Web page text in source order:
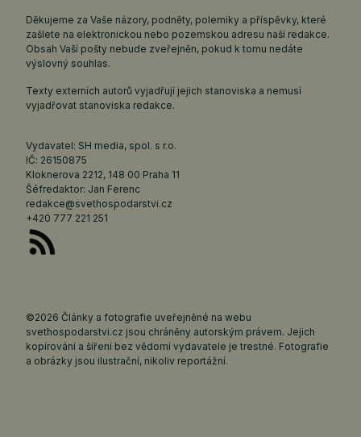
Děkujeme za Vaše názory, podněty, polemiky a příspěvky, které
zašlete na elektronickou nebo pozemskou adresu naší redakce.
Obsah Vaší pošty nebude zveřejněn, pokud k tomu nedáte
výslovný souhlas.
Texty externích autorů vyjadřují jejich stanoviska a nemusí
vyjadřovat stanoviska redakce.
Vydavatel: SH media, spol. s r.o.
IČ: 26150875
Kloknerova 2212, 148 00 Praha 11
Šéfredaktor: Jan Ferenc
redakce@svethospodarstvi.cz
+420 777 221 251
©2026 Články a fotografie uveřejněné na webu
svethospodarstvi.cz jsou chráněny autorským právem. Jejich
kopírování a šíření bez vědomí vydavatele je trestné. Fotografie
a obrázky jsou ilustrační, nikoliv reportážní.